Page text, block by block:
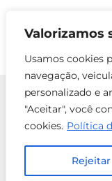
Valorizamos
Usamos cookies
navegação,
personalizado e
"Aceitar", você
cookies. Política
Rejeitar
ENTRE EM
© 2025 Todos